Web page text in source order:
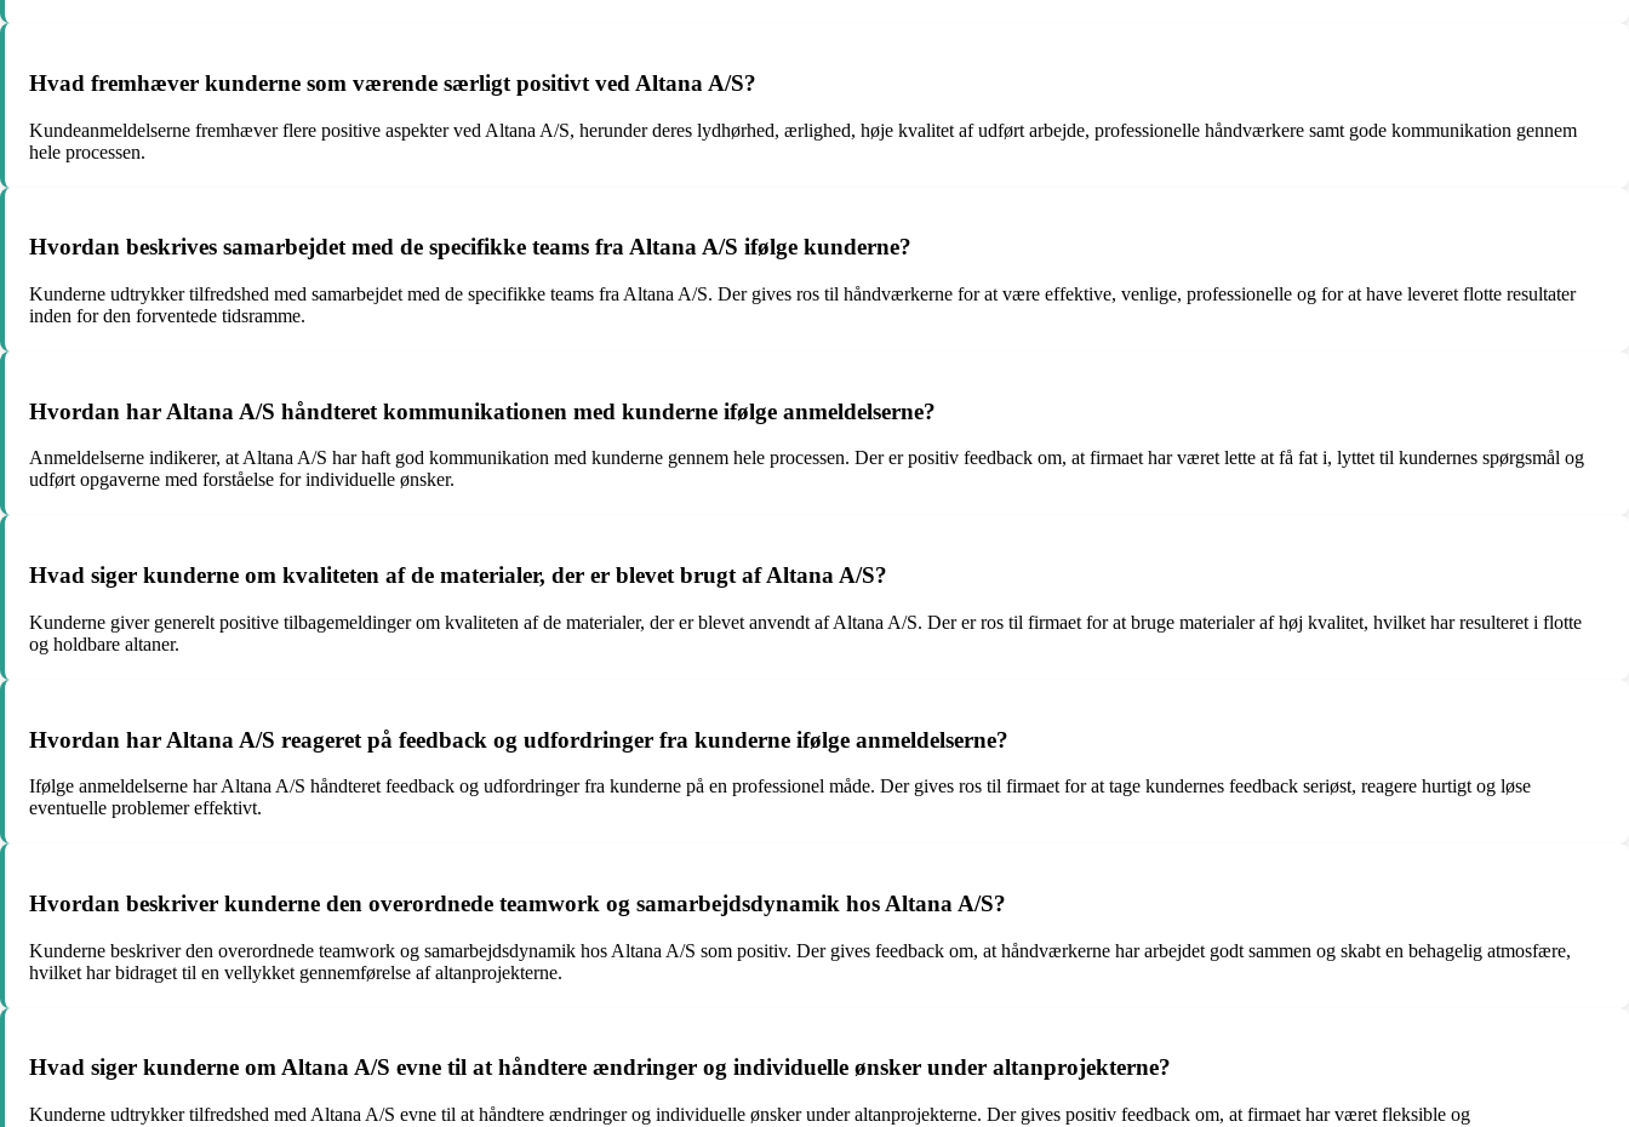
Hvad fremhæver kunderne som værende særligt positivt ved Altana A/S?
Kundeanmeldelserne fremhæver flere positive aspekter ved Altana A/S, herunder deres lydhørhed, ærlighed, høje kvalitet af udført arbejde, professionelle håndværkere samt gode kommunikation gennem
hele processen.
Hvordan beskrives samarbejdet med de specifikke teams fra Altana A/S ifølge kunderne?
Kunderne udtrykker tilfredshed med samarbejdet med de specifikke teams fra Altana A/S. Der gives ros til håndværkerne for at være effektive, venlige, professionelle og for at have leveret flotte resultater
inden for den forventede tidsramme.
Hvordan har Altana A/S håndteret kommunikationen med kunderne ifølge anmeldelserne?
Anmeldelserne indikerer, at Altana A/S har haft god kommunikation med kunderne gennem hele processen. Der er positiv feedback om, at firmaet har været lette at få fat i, lyttet til kundernes spørgsmål og
udført opgaverne med forståelse for individuelle ønsker.
Hvad siger kunderne om kvaliteten af de materialer, der er blevet brugt af Altana A/S?
Kunderne giver generelt positive tilbagemeldinger om kvaliteten af de materialer, der er blevet anvendt af Altana A/S. Der er ros til firmaet for at bruge materialer af høj kvalitet, hvilket har resulteret i flotte
og holdbare altaner.
Hvordan har Altana A/S reageret på feedback og udfordringer fra kunderne ifølge anmeldelserne?
Ifølge anmeldelserne har Altana A/S håndteret feedback og udfordringer fra kunderne på en professionel måde. Der gives ros til firmaet for at tage kundernes feedback seriøst, reagere hurtigt og løse
eventuelle problemer effektivt.
Hvordan beskriver kunderne den overordnede teamwork og samarbejdsdynamik hos Altana A/S?
Kunderne beskriver den overordnede teamwork og samarbejdsdynamik hos Altana A/S som positiv. Der gives feedback om, at håndværkerne har arbejdet godt sammen og skabt en behagelig atmosfære,
hvilket har bidraget til en vellykket gennemførelse af altanprojekterne.
Hvad siger kunderne om Altana A/S evne til at håndtere ændringer og individuelle ønsker under altanprojekterne?
Kunderne udtrykker tilfredshed med Altana A/S evne til at håndtere ændringer og individuelle ønsker under altanprojekterne. Der gives positiv feedback om, at firmaet har været fleksible og